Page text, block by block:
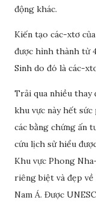
động khác.
Kiến tạo các-xtơ
được hình thành từ
Sinh do đó là các-
Trải qua nhiều thay
khu vực này hết
các bằng chứng ấn
cứu lịch sử hiểu
Khu vực Phong
riêng biệt và đẹp
Nam Á. Được